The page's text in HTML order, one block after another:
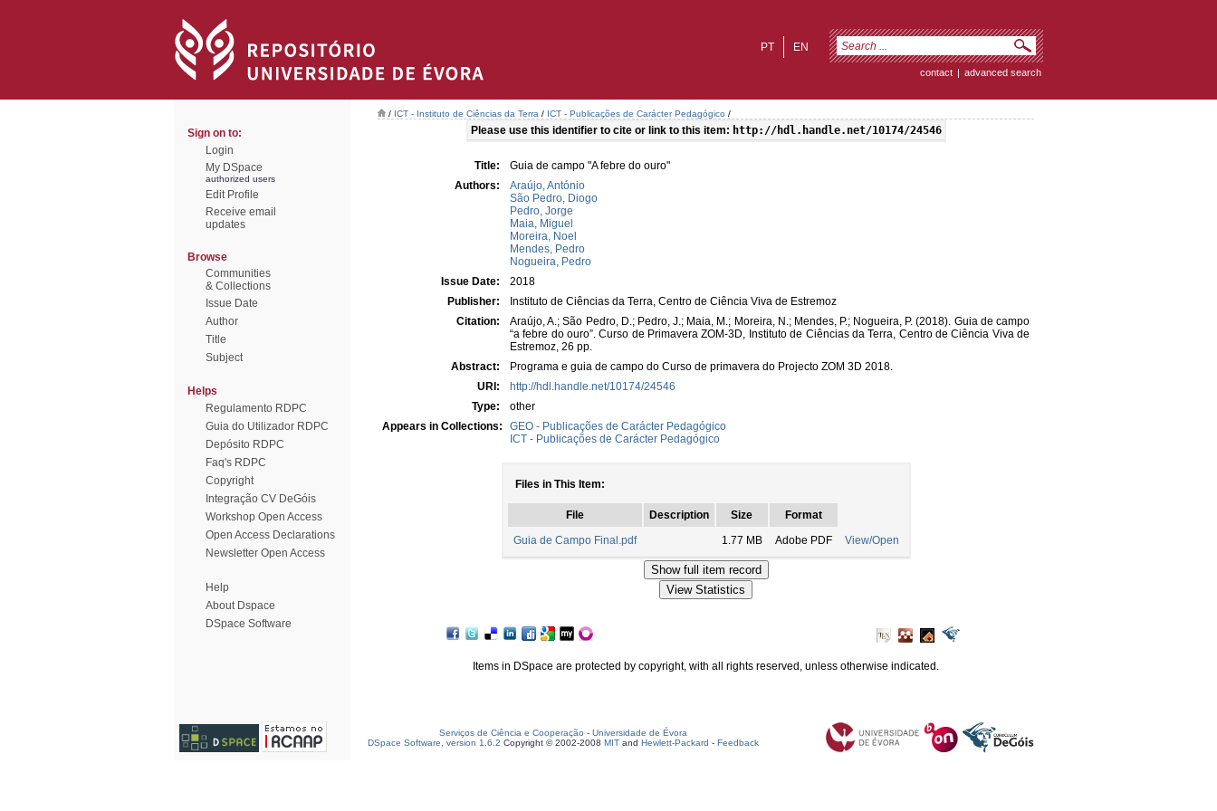
EN
PT
contact | advanced search
Sign on to:
Login
My DSpace
authorized users
Edit Profile
Receive email
updates
Browse
Communities
& Collections
Issue Date
Author
Title
Subject
Helps
Regulamento RDPC
Guia do Utilizador RDPC
Depósito RDPC
Faq's RDPC
Copyright
Integração CV DeGóis
Workshop Open Access
Open Access Declarations
Newsletter Open Access
Help
About Dspace
DSpace Software
/ ICT - Instituto de Ciências da Terra / ICT - Publicações de Carácter Pedagógico /
Please use this identifier to cite or link to this item: http://hdl.handle.net/10174/24546
Title:
Guia de campo "A febre do ouro"
Authors:
Araújo, António
São Pedro, Diogo
Pedro, Jorge
Maia, Miguel
Moreira, Noel
Mendes, Pedro
Nogueira, Pedro
Issue Date:
2018
Publisher:
Instituto de Ciências da Terra, Centro de Ciência Viva de Estremoz
Citation:
Araújo, A.; São Pedro, D.; Pedro, J.; Maia, M.; Moreira, N.; Mendes, P.; Nogueira, P. (2018). Guia de campo
“a febre do ouro”. Curso de Primavera ZOM-3D, Instituto de Ciências da Terra, Centro de Ciência Viva de
Estremoz, 26 pp.
Abstract:
Programa e guia de campo do Curso de primavera do Projecto ZOM 3D 2018.
URI:
http://hdl.handle.net/10174/24546
Type:
other
Appears in Collections:
GEO - Publicações de Carácter Pedagógico
ICT - Publicações de Carácter Pedagógico
Files in This Item:
File Description Size
Format
Guia de Campo Final.pdf
1.77 MB Adobe PDF View/Open
Items in DSpace are protected by copyright, with all rights reserved, unless otherwise indicated.
Serviços de Ciência e Cooperação - Universidade de Évora
DSpace Software, version 1.6.2 Copyright © 2002-2008 MIT and Hewlett-Packard - Feedback